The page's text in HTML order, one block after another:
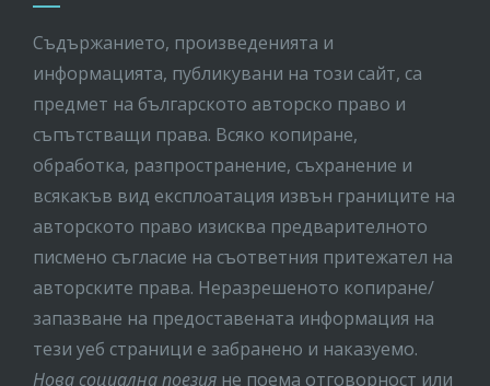
Съдържанието, произведенията и
информацията, публикувани на този сайт, са
предмет на бългaрското авторско право и
съпътстващи права. Всяко копиране,
обработка, разпространение, съхранение и
всякакъв вид експлоатация извън границите на
авторското право изисква предварителното
писмено съгласие на съответния притежател на
авторските права. Неразрешеното копиране/
запазване на предоставената информация на
тези уеб страници е забранено и наказуемо.
Нова социална поезия не поема отговорност или